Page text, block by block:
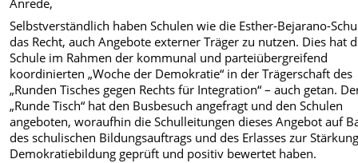
Anrede,
Selbstverständlich haben Schulen wie die Esther-Bejarano-
das Recht, auch Angebote externer Träger zu nutzen. Dies hat
Schule im Rahmen der kommunal und parteiübergreifend
koordinierten „Woche der Demokratie“ in der Trägerschaft des
„Runden Tisches gegen Rechts für Integration“ – auch getan.
„Runde Tisch“ hat den Busbesuch angefragt und den Schulen
angeboten, woraufhin die Schulleitungen dieses Angebot auf
des schulischen Bildungsauftrags und des Erlasses zur
Demokratiebildung geprüft und positiv bewertet haben.